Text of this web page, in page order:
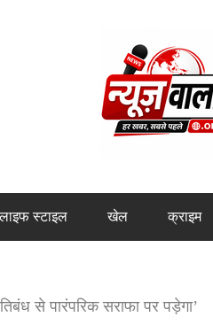
लाइफ स्टाइल खेल क्राइम
से पारंपरिक सराफा पर पड़ेगा’